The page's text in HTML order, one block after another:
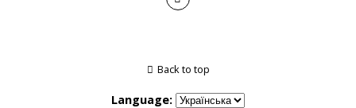
Back to top
Language: